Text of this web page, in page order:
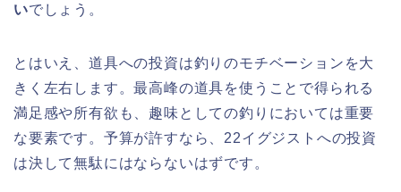
いでしょう。
とはいえ、道具への投資は釣りのモチベーションを大
きく左右します。最高峰の道具を使うことで得られる
満足感や所有欲も、趣味としての釣りにおいては重要
な要素です。予算が許すなら、22イグジストへの投資
は決して無駄にはならないはずです。